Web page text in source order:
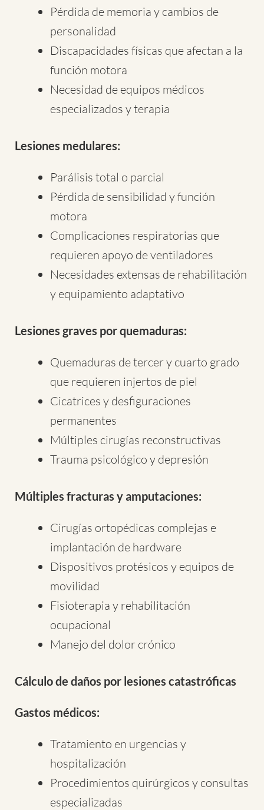
Pérdida de memoria y cambios de
personalidad
Discapacidades físicas que afectan a la
función motora
Necesidad de equipos médicos
especializados y terapia
Lesiones medulares:
Parálisis total o parcial
Pérdida de sensibilidad y función
motora
Complicaciones respiratorias que
requieren apoyo de ventiladores
Necesidades extensas de rehabilitación
y equipamiento adaptativo
Lesiones graves por quemaduras:
Quemaduras de tercer y cuarto grado
que requieren injertos de piel
Cicatrices y desfiguraciones
permanentes
Múltiples cirugías reconstructivas
Trauma psicológico y depresión
Múltiples fracturas y amputaciones:
Cirugías ortopédicas complejas e
implantación de hardware
Dispositivos protésicos y equipos de
movilidad
Fisioterapia y rehabilitación
ocupacional
Manejo del dolor crónico
Cálculo de daños por lesiones catastróficas
Gastos médicos:
Tratamiento en urgencias y
hospitalización
Procedimientos quirúrgicos y consultas
especializadas